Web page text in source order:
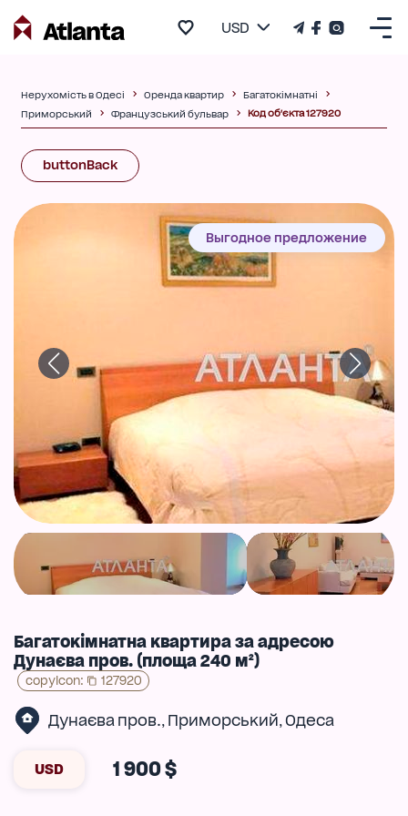
USD
Нерухомість в Одесі Оренда квартир
Багатокімнатні
Приморський
Французський бульвар Код об'єкта 127920
buttonBack
Выгодное предложение
Багатокімнатна квартира за адресою
Дунаєва пров. (площа 240 м²)
copyIcon: 127920
Дунаєва пров., Приморський, Одеса
USD 1 900 $